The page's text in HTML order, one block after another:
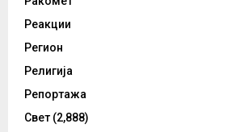
Реакции
Регион
Религија
Репортажа
Свет (2,888)